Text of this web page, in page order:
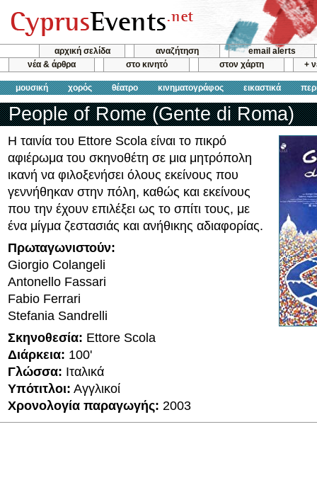
αρχική σελίδα αναζήτηση
email alerts
νέα & άρθρα
στο κινητό στον χάρτη +
μουσική χορός θέατρο κινηματογράφος εικαστικά
People of Rome (Gente di Roma)
Η ταινία του Ettore Scola είναι το πικρό
αφιέρωμα του σκηνοθέτη σε μια μητρόπολη
ικανή να φιλοξενήσει όλους εκείνους που
γεννήθηκαν στην πόλη, καθώς και εκείνους
που την έχουν επιλέξει ως το σπίτι τους, με
ένα μίγμα ζεστασιάς και ανήθικης αδιαφορίας.
Πρωταγωνιστούν:
Giorgio Colangeli
Antonello Fassari
Fabio Ferrari
Stefania Sandrelli
Σκηνοθεσία: Ettore Scola
Διάρκεια: 100'
Γλώσσα: Ιταλικά
Υπότιτλοι: Αγγλικοί
Χρονολογία παραγωγής: 2003